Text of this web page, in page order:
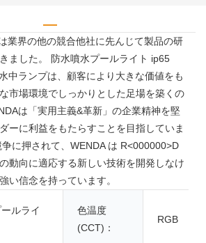
業界の他の競合他社に先んじて製品の研
ました。 防水噴水プールライト ip65
中ランプは、顧客により大きな価値をも
市場環境でしっかりとした足場を築くの
は「実用主義&革新」の企業精神を堅
ーに利益をもたらすことを目指していま
に押されて、WENDA は R<00​​0000>D
動向に適応する新しい技術を開発しなけ
い信念を持っています。
ルライ
色温度
(CCT)：
RGB